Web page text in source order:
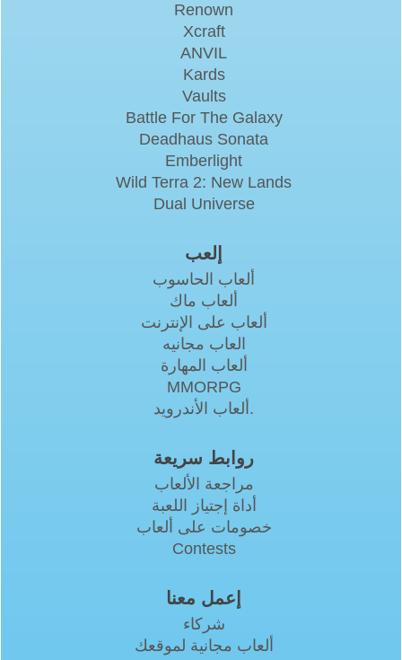
Renown
Xcraft
ANVIL
Kards
Vaults
Battle For The Galaxy
Deadhaus Sonata
Emberlight
Wild Terra 2: New Lands
Dual Universe
إلعب
ألعاب الحاسوب
ألعاب ماك
ألعاب على الإنترنت
العاب مجانيه
ألعاب المهارة
MMORPG
ألعاب الأندرويد.
روابط سريعة
مراجعة الألعاب
أداة إجتياز اللعبة
خصومات على ألعاب
Contests
إعمل معنا
شركاء
ألعاب مجانية لموقعك